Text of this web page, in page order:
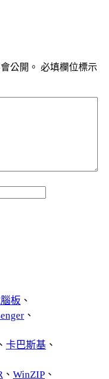
公開。 必填欄位標示
板 、
、
、 卡巴斯基 、
、 WinZIP 、